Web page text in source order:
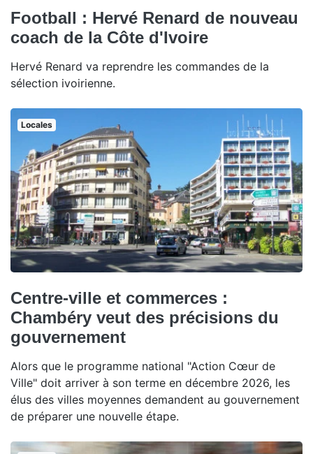
Football : Hervé Renard de nouveau
coach de la Côte d'Ivoire
Hervé Renard va reprendre les commandes de la
sélection ivoirienne.
Locales
Centre-ville et commerces :
Chambéry veut des précisions du
gouvernement
Alors que le programme national "Action Cœur de
Ville" doit arriver à son terme en décembre 2026, les
élus des villes moyennes demandent au gouvernement
de préparer une nouvelle étape.